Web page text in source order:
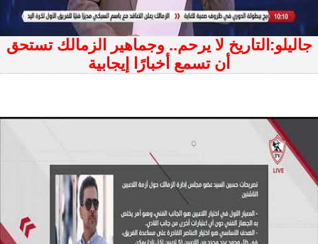
جاليلو:التاريخ لا يرحم.. وجماهير الزمالك تستحق
أن تسمع أخبارًا إيجابية